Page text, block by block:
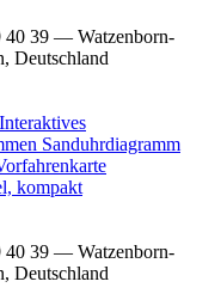
40 39 — Watzenborn-
Deutschland
Interaktives
Sanduhrdiagramm
kompakt
40 39 — Watzenborn-
Deutschland